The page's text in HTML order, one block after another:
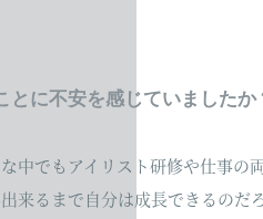
とに不安を感じていましたか
中でもアイリスト研修や仕事の
来るまで自分は成長できるのだ